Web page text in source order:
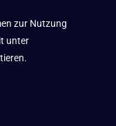
zur Nutzung
unter